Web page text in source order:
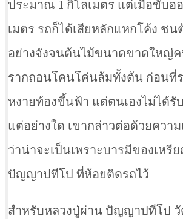
ประมาณ 1 กิโลเมตร แต่เมื่อขับอ
เมตร รถก็ได้เสียหลักแหกโค้ง ชน
อย่างจังจนต้นไม้ขนาดขาดใหญ่
รากถอนโคนโค่นล้มทั้งต้น ก่อนที่
หงายท้องขึ้นฟ้า แต่ตนเองไม่ได้รั
แต่อย่างใด เขากล่าวต่อด้วยควา
ว่าน่าจะเป็นเพราะบารมีของเหรี
ปัญญาปทีโป ที่ห้อยติดรถไว้
สำหรับหลวงปู่ผ่าน ปัญญาปทีโป